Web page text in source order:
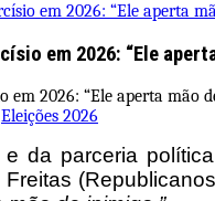
em 2026: “Ele aperta
em 2026: “Ele
Eleições 2026
da parceria